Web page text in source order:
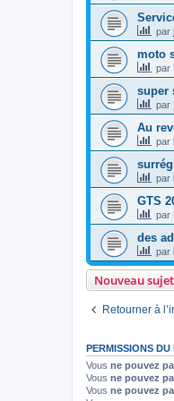
par
moto
par
super
par
Au
par
par
GTS
par
des
par
Nouveau sujet
Retourner à
PERMISSIONS DU
Vous ne pouvez
Vous ne pouvez
Vous ne pouvez